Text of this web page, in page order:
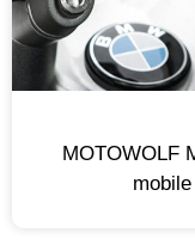
MOTOWOLF